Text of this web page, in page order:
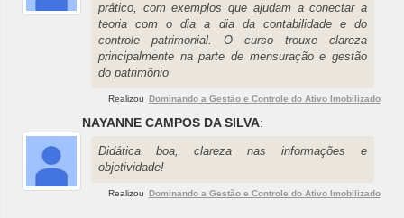
prático, com exemplos que ajudam a conectar a
teoria com o dia a dia da contabilidade e do
controle patrimonial. O curso trouxe clareza
principalmente na parte de mensuração e gestão
do patrimônio
Realizou Dominando a Gestão e Controle do Ativo Imobilizado
NAYANNE CAMPOS DA SILVA:
Didática boa, clareza nas informações e
objetividade!
Realizou Dominando a Gestão e Controle do Ativo Imobilizado